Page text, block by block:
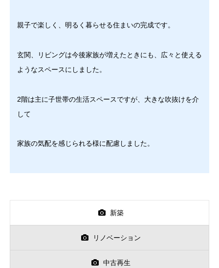
親子で楽しく、明るく暮らせる住まいの完成です。
玄関、リビングは今後家族が増えたときにも、広々と使える
ようなスペースにしました。
2階は主に子世帯の生活スペースですが、大きな吹抜けを介
して
家族の気配を感じられる様に配慮しました。
新築
リノベーション
中古再生